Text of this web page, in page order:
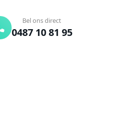
Bel ons direct
0487 10 81 95